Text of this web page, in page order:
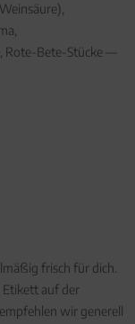
Bete-Stücke —
frisch für dich.
auf der
wir generell